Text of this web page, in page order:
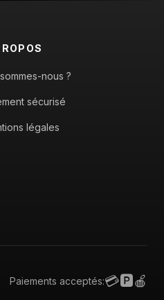
nous ?
sécurisé
légales
Paiements acceptés:💳🅿️🍎